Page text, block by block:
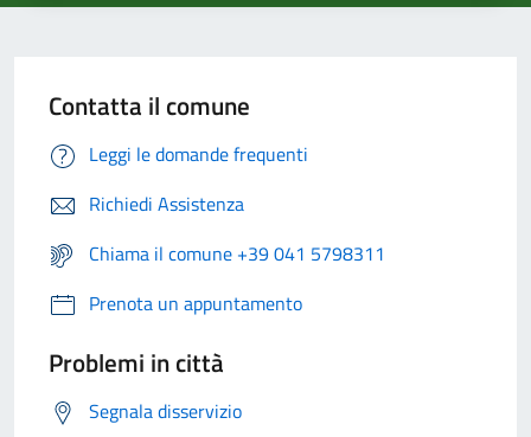
Contatta il comune
Leggi le domande frequenti
Richiedi Assistenza
Chiama il comune +39 041 5798311
Prenota un appuntamento
Problemi in città
Segnala disservizio